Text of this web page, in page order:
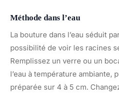
Méthode dans l’eau
La bouture dans l’eau séduit
possibilité de voir les racines
Remplissez un verre ou un
l’eau à température ambiante,
préparée sur 4 à 5 cm.